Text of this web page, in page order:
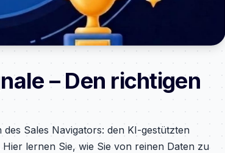
– Den richtigen
Sales Navigators: den KI-gestützten
lernen Sie, wie Sie von reinen Daten zu